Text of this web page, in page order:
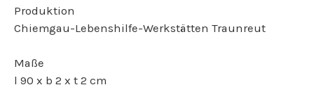
Produktion
Chiemgau-Lebenshilfe-Werkstätten Traunreut
Maße
l 90 x b 2 x t 2 cm